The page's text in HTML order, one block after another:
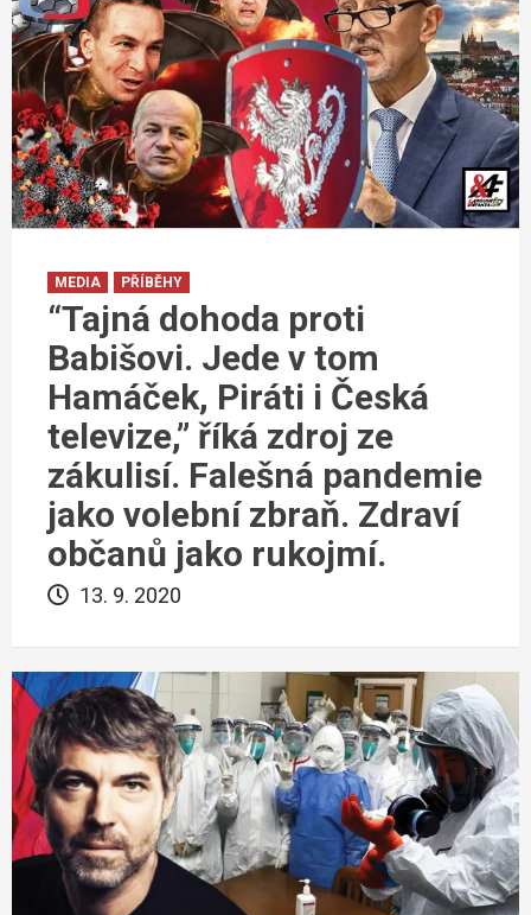
MEDIA PŘÍBĚHY
“Tajná dohoda proti
Babišovi. Jede v tom
Hamáček, Piráti i Česká
televize,” říká zdroj ze
zákulisí. Falešná pandemie
jako volební zbraň. Zdraví
občanů jako rukojmí.
13. 9. 2020